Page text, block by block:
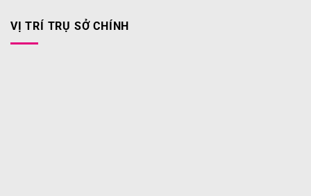
VỊ TRÍ TRỤ SỞ CHÍNH